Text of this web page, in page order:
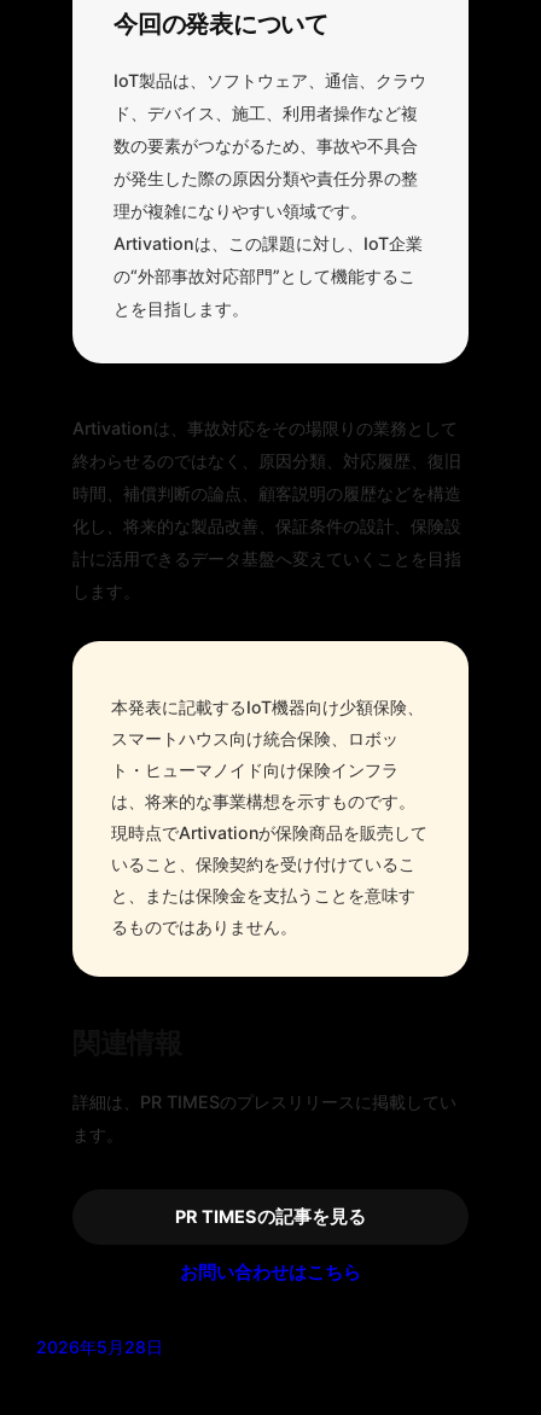
今回の発表について
IoT製品は、ソフトウェア、通信、クラウ
ド、デバイス、施工、利用者操作など複
数の要素がつながるため、事故や不具合
が発生した際の原因分類や責任分界の整
理が複雑になりやすい領域です。
Artivationは、この課題に対し、IoT企業
の“外部事故対応部門”として機能するこ
とを目指します。
Artivationは、事故対応をその場限りの業務として
終わらせるのではなく、原因分類、対応履歴、復旧
時間、補償判断の論点、顧客説明の履歴などを構造
化し、将来的な製品改善、保証条件の設計、保険設
計に活用できるデータ基盤へ変えていくことを目指
します。
本発表に記載するIoT機器向け少額保険、
スマートハウス向け統合保険、ロボッ
ト・ヒューマノイド向け保険インフラ
は、将来的な事業構想を示すものです。
現時点でArtivationが保険商品を販売して
いること、保険契約を受け付けているこ
と、または保険金を支払うことを意味す
るものではありません。
詳細は、PR TIMESのプレスリリースに掲載してい
ます。
PR TIMESの記事を見る
お問い合わせはこちら
2026年5月28日